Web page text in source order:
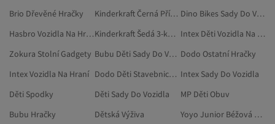
Brio Dřevěné Hračky
Kinderkraft Černá Příslušenství K Autosedačkám
Dino Bikes Sady Do Vozidla
Hasbro Vozidla Na Hraní
Kinderkraft Šedá 3-kolové Kočárky
Intex Děti Vozidla Na Hraní
Zokura Stolní Gadgety
Bubu Děti Sady Do Vozidla Dodo Ostatní Hračky
Intex Vozidla Na Hraní
Dodo Děti Stavebnice A Blokové Hračky Intex Sady Do Vozidla
Děti Spodky
Děti Sady Do Vozidla
MP Děti Obuv
Bubu Hračky
Dětská Výživa
Yoyo Junior Béžová Obuv